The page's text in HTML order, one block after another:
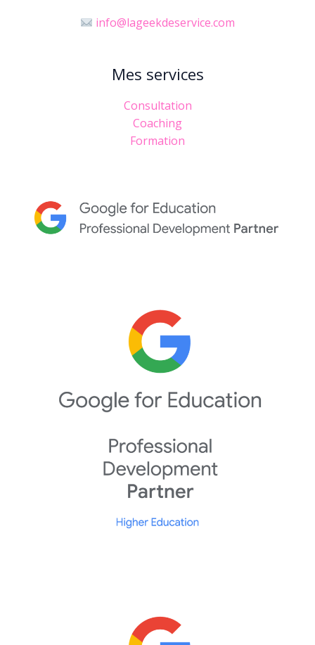
info@lageekdeservice.com
Mes services
Consultation
Coaching
Formation